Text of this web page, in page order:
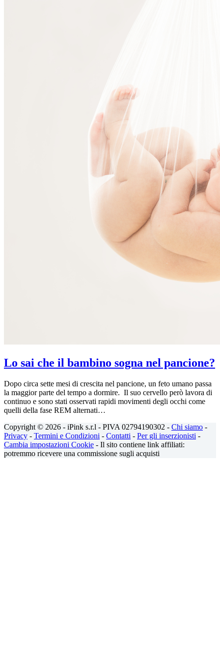
Lo sai che il bambino sogna nel pancione?
Dopo circa sette mesi di crescita nel pancione, un feto umano passa
la maggior parte del tempo a dormire. Il suo cervello però lavora di
continuo e sono stati osservati rapidi movimenti degli occhi come
quelli della fase REM alternati…
Copyright © 2026 - iPink s.r.l - PIVA 02794190302 - Chi siamo -
Privacy - Termini e Condizioni - Contatti - Per gli inserzionisti -
Cambia impostazioni Cookie - Il sito contiene link affiliati:
potremmo ricevere una commissione sugli acquisti